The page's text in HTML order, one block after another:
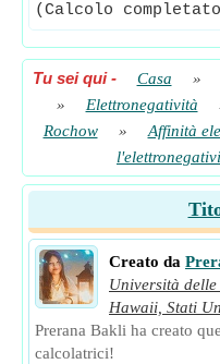
(Calcolo
Tu sei qui- Casa »
»
Elettronegatività
Rochow
»
Affinità
Creato da
Università
Hawaii, Stati
Prerana Bakli ha creato
calcolatrici!